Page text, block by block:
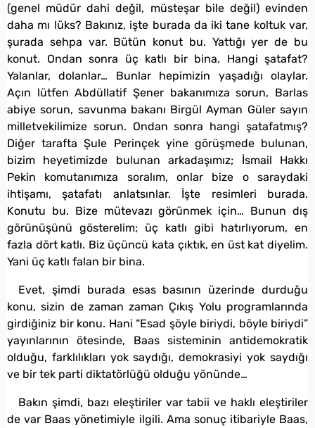
(genel müdür dahi değil, müsteşar bile değil) evinden
daha mı lüks? Bakınız, işte burada da iki tane koltuk var,
şurada sehpa var. Bütün konut bu. Yattığı yer de bu
konut. Ondan sonra üç katlı bir bina. Hangi şatafat?
Yalanlar, dolanlar… Bunlar hepimizin yaşadığı olaylar.
Açın lütfen Abdüllatif Şener bakanımıza sorun, Barlas
abiye sorun, savunma bakanı Birgül Ayman Güler sayın
milletvekilimize sorun. Ondan sonra hangi şatafatmış?
Diğer tarafta Şule Perinçek yine görüşmede bulunan,
bizim heyetimizde bulunan arkadaşımız; İsmail Hakkı
Pekin komutanımıza soralım, onlar bize o saraydaki
ihtişamı, şatafatı anlatsınlar. İşte resimleri burada.
Konutu bu. Bize mütevazı görünmek için… Bunun dış
görünüşünü gösterelim; üç katlı gibi hatırlıyorum, en
fazla dört katlı. Biz üçüncü kata çıktık, en üst kat diyelim.
Yani üç katlı falan bir bina.
Evet, şimdi burada esas basının üzerinde durduğu
konu, sizin de zaman zaman Çıkış Yolu programlarında
girdiğiniz bir konu. Hani “Esad şöyle biriydi, böyle biriydi”
yayınlarının ötesinde, Baas sisteminin antidemokratik
olduğu, farklılıkları yok saydığı, demokrasiyi yok saydığı
ve bir tek parti diktatörlüğü olduğu yönünde…
Bakın şimdi, bazı eleştiriler var tabii ve haklı eleştiriler
de var Baas yönetimiyle ilgili. Ama sonuç itibariyle Baas,